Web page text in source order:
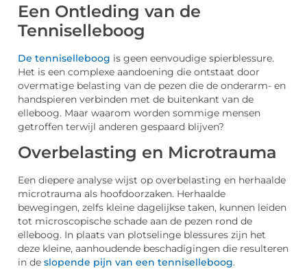
Een Ontleding van de
Tenniselleboog
De tenniselleboog is geen eenvoudige spierblessure.
Het is een complexe aandoening die ontstaat door
overmatige belasting van de pezen die de onderarm- en
handspieren verbinden met de buitenkant van de
elleboog. Maar waarom worden sommige mensen
getroffen terwijl anderen gespaard blijven?
Overbelasting en Microtrauma
Een diepere analyse wijst op overbelasting en herhaalde
microtrauma als hoofdoorzaken. Herhaalde
bewegingen, zelfs kleine dagelijkse taken, kunnen leiden
tot microscopische schade aan de pezen rond de
elleboog. In plaats van plotselinge blessures zijn het
deze kleine, aanhoudende beschadigingen die resulteren
in de slopende pijn van een tenniselleboog.